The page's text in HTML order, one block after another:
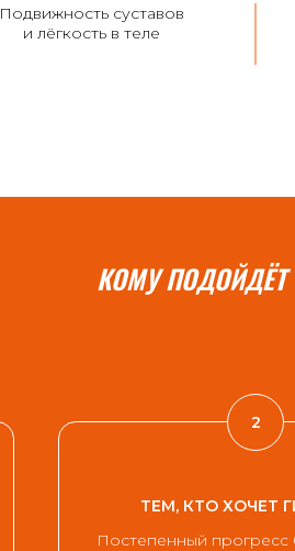
Подвижность суставов
и лёгкость в теле
КОМУ ПОДОЙДЁТ
ТЕМ, КТО ХОЧЕТ
Постепенный прогресс